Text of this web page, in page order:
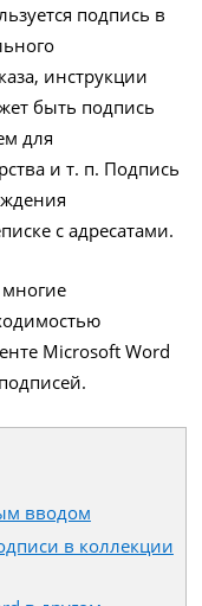
подпись в
инструкции
быть подпись
для
и т. п. Подпись
с адресатами.
Microsoft Word
вводом
в коллекции